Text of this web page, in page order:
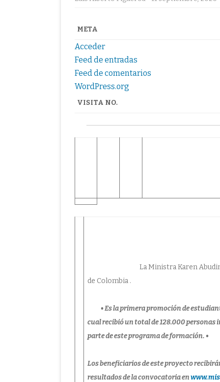
META
Acceder
Feed de entradas
Feed de comentarios
WordPress.org
VISITA NO.
La Ministra Karen
de Colombia .
• Es la primera promoción de
cual recibió un total de 128.000
parte de este programa de formación. •
Los beneficiarios de este proyecto
resultados de la convocatoria en